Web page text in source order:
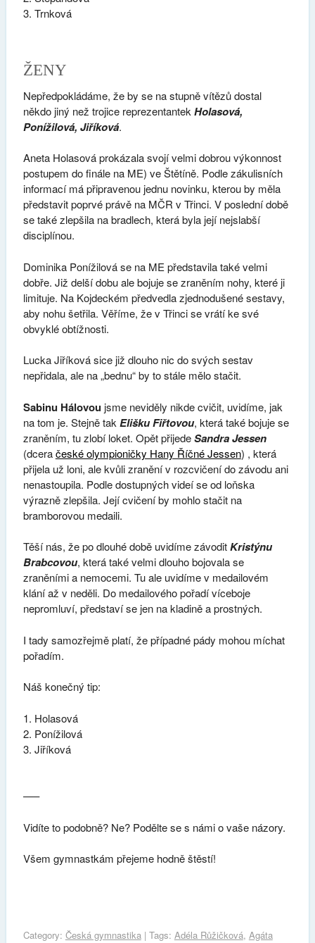
Trnková
ŽENY
Nepředpokládáme, že by se na stupně vítězů dostal
někdo jiný než trojice reprezentantek Holasová,
Ponížilová, Jiříková.
Aneta Holasová prokázala svojí velmi dobrou výkonnost
postupem do finále na ME) ve Štětíně. Podle zákulisních
informací má připravenou jednu novinku, kterou by měla
představit poprvé právě na MČR v Třinci. V poslední době
se také zlepšila na bradlech, která byla její nejslabší
disciplínou.
Dominika Ponížilová se na ME představila také velmi
dobře. Již delší dobu ale bojuje se zraněním nohy, které ji
limituje. Na Kojdeckém předvedla zjednodušené sestavy,
aby nohu šetřila. Věříme, že v Třinci se vrátí ke své
obvyklé obtížnosti.
Lucka Jiříková sice již dlouho nic do svých sestav
nepřidala, ale na „bednu“ by to stále mělo stačit.
Sabinu Hálovoujsme neviděly nikde cvičit, uvidíme, jak
na tom je. Stejně tak Elišku Fiřtovou, která také bojuje se
zraněním, tu zlobí loket. Opět přijedeSandra Jessen
(dceračeské olympioničky Hany Říčné Jessen) , která
přijela už loni, ale kvůli zranění v rozcvičení do závodu ani
nenastoupila. Podle dostupných videí se od loňska
výrazně zlepšila. Její cvičení by mohlo stačit na
bramborovou medaili.
Těší nás, že po dlouhé době uvidíme závoditKristýnu
Brabcovou, která také velmi dlouho bojovala se
zraněními a nemocemi. Tu ale uvidíme v medailovém
klání až v neděli. Do medailového pořadí víceboje
nepromluví, představí se jen na kladině a prostných.
I tady samozřejmě platí, že případné pády mohou míchat
pořadím.
Náš konečný tip:
Holasová
Ponížilová
Jiříková
—–
Vidíte to podobně? Ne? Podělte se s námi o vaše názory.
Všem gymnastkám přejeme hodně štěstí!
Category: Česká gymnastika| Tags: Adéla Růžičková, Agáta